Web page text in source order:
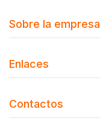
Sobre la empresa
Enlaces
Contactos